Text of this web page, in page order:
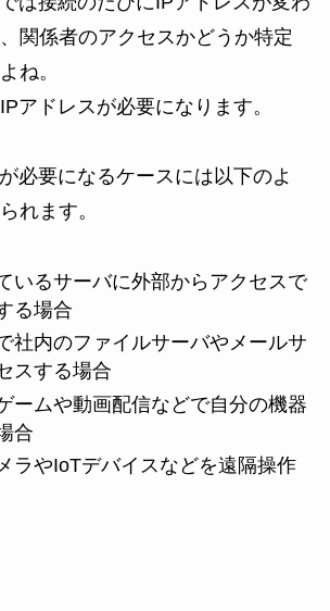
関係者のアクセスかどうか特定
ね。
アドレスが必要になります。
必要になるケースには以下のよ
れます。
いるサーバに外部からアクセスで
る場合
社内のファイルサーバやメールサ
スする場合
ームや動画配信などで自分の機器
合
ラやIoTデバイスなどを遠隔操作